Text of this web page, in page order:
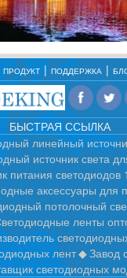
ПРОДУКТ ПОДДЕРЖКА
БЫСТРАЯ ССЫЛКА
линейный
источник света
питания
аксессуары для
потолочный
ленты
лент
Завод
светодиодных